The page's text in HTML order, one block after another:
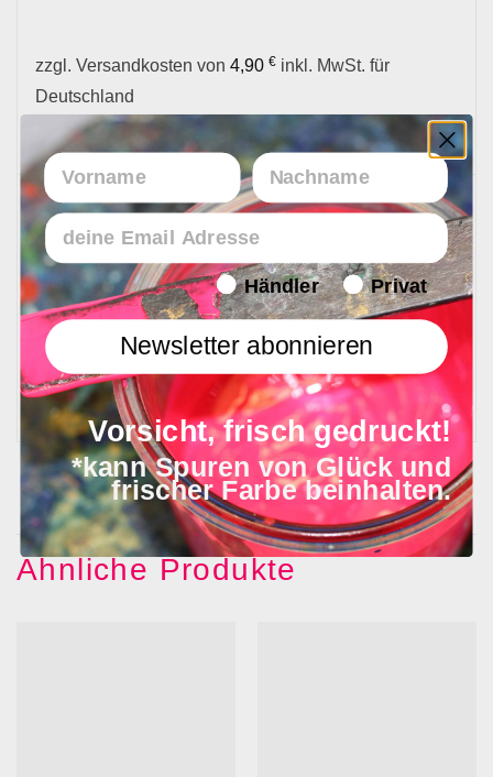
zzgl. Versandkosten von 4,90 € inkl. MwSt. für
Deutschland
Mehr zu den Versandkosten
Lieferzeit
In 1 - 4 Werktagen bei Ihnen
Ähnliche Produkte
Vorname Nachname
Email
Endverbraucher/Haendler
Händler Privat
Newsletter abonnieren
Vorsicht, frisch gedruckt!
*kann Spuren von Glück und
frischer Farbe beinhalten.